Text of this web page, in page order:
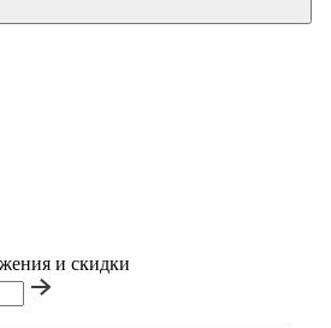
и скидки